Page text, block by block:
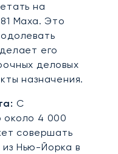
на
Маха. Это
его
деловых
назначения.
С
около 4 000
совершать
Нью-Йорка в